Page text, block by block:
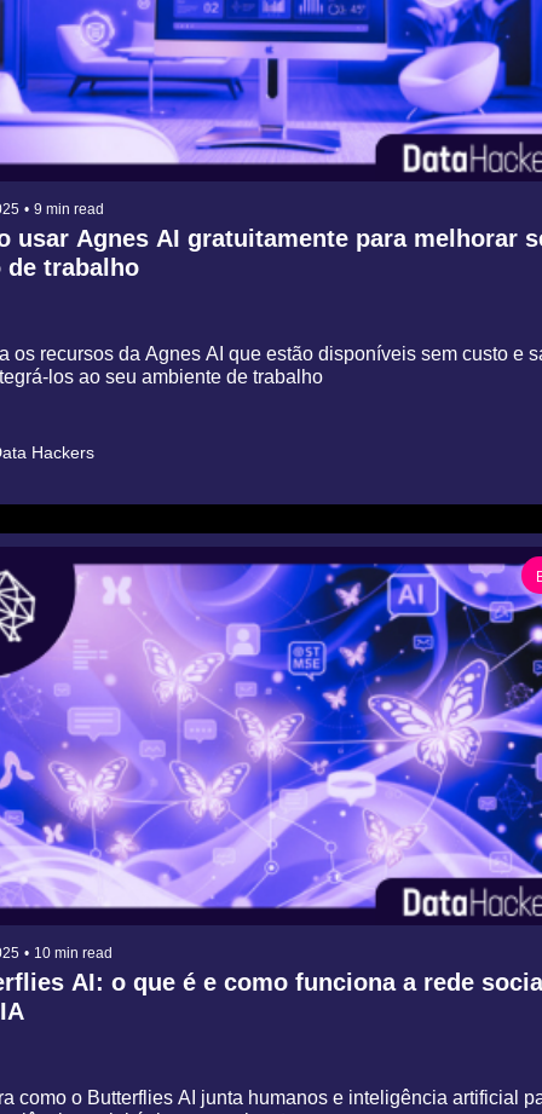
• 9 min read
usar Agnes AI gratuitamente para melhorar
de trabalho
os recursos da Agnes AI que estão disponíveis sem custo e
los ao seu ambiente de trabalho
Hackers
• 10 min read
AI: o que é e como funciona a rede
como o Butterflies AI junta humanos e inteligência artificial